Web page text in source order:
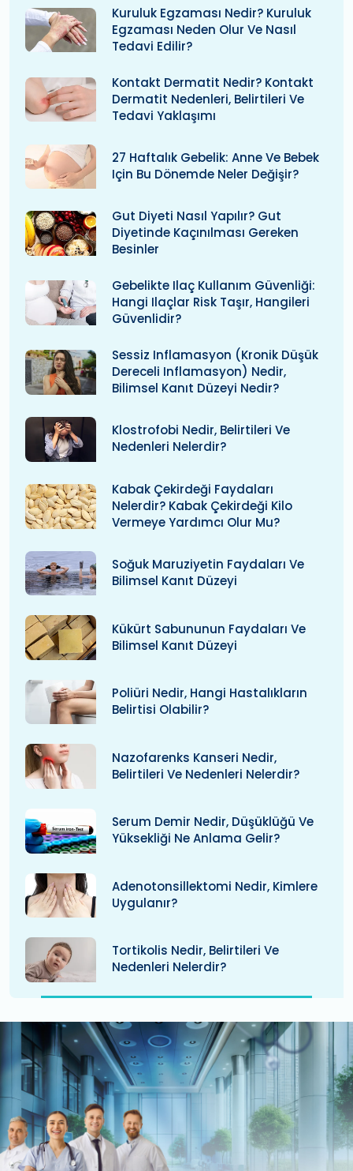
Kuruluk Egzaması Nedir? Kuruluk
Egzaması Neden Olur Ve Nasıl
Tedavi Edilir?
Kontakt Dermatit Nedir? Kontakt
Dermatit Nedenleri, Belirtileri Ve
Tedavi Yaklaşımı
27 Haftalık Gebelik: Anne Ve Bebek
Için Bu Dönemde Neler Değişir?
Gut Diyeti Nasıl Yapılır? Gut
Diyetinde Kaçınılması Gereken
Besinler
Gebelikte Ilaç Kullanım Güvenliği:
Hangi Ilaçlar Risk Taşır, Hangileri
Güvenlidir?
Sessiz Inflamasyon (kronik Düşük
Dereceli Inflamasyon) Nedir,
Bilimsel Kanıt Düzeyi Nedir?
Klostrofobi Nedir, Belirtileri Ve
Nedenleri Nelerdir?
Kabak Çekirdeği Faydaları
Nelerdir? Kabak Çekirdeği Kilo
Vermeye Yardımcı Olur Mu?
Soğuk Maruziyetin Faydaları Ve
Bilimsel Kanıt Düzeyi
Kükürt Sabununun Faydaları Ve
Bilimsel Kanıt Düzeyi
Poliüri Nedir, Hangi Hastalıkların
Belirtisi Olabilir?
Nazofarenks Kanseri Nedir,
Belirtileri Ve Nedenleri Nelerdir?
Serum Demir Nedir, Düşüklüğü Ve
Yüksekliği Ne Anlama Gelir?
Adenotonsillektomi Nedir, Kimlere
Uygulanır?
Tortikolis Nedir, Belirtileri Ve
Nedenleri Nelerdir?